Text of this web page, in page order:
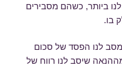
ביותר, כשהם מסבירים
בו.
לנו הפסד של סכום
שיסב לנו רווח של